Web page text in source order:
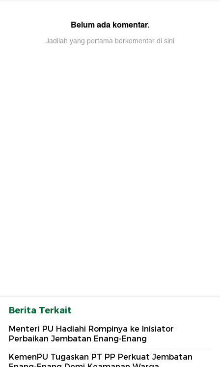
Belum ada komentar.
Jadilah yang pertama berkomentar di sini
Berita Terkait
Menteri PU Hadiahi Rompinya ke Inisiator
Perbaikan Jembatan Enang-Enang
KemenPU Tugaskan PT PP Perkuat Jembatan